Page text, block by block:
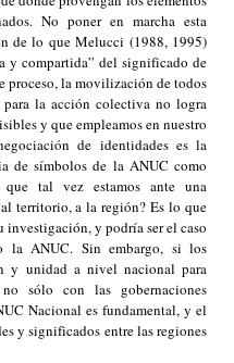
No poner en marcha esta
de lo que Melucci (1988, 1995)
y compartida” del significado de
proceso, la movilización de todos
para la acción colectiva no logra
y que empleamos en nuestro
de identidades es la
de símbolos de la ANUC como
tal vez estamos ante una
territorio, a la región? Es lo que
investigación, y podría ser el caso
la ANUC. Sin embargo, si los
y unidad a nivel nacional para
sólo con las gobernaciones
Nacional es fundamental, y el
y significados entre las regiones